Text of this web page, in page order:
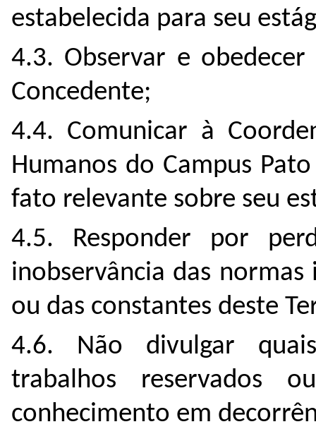
estabelecida para seu
4.3. Observar e
Concedente;
4.4. Comunicar à
Humanos do Campus
fato relevante sobre seu
4.5. Responder por
inobservância das
ou das constantes deste
4.6. Não divulgar
trabalhos reservados
conhecimento em